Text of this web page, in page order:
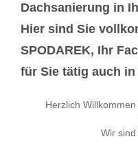
Dachsanierung in
Hier sind Sie
SPODAREK, Ihr
für Sie tätig auch in
Herzlich
Wir